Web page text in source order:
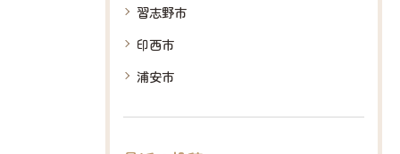
習志野市
印西市
浦安市